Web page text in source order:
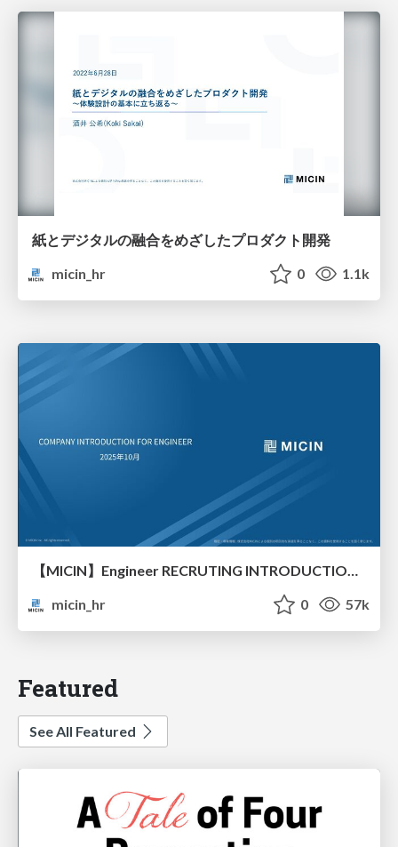
紙とデジタルの融合をめざしたプロダクト開発
micin_hr
0 1.1k
【MICIN】Engineer RECRUTING INTRODUCTION（エンジニア採用資料）
micin_hr
0 57k
Featured
See All Featured